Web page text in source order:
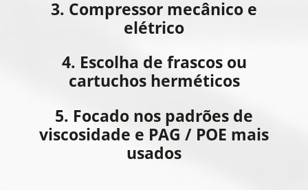
3. Compressor mecânico e
elétrico
4. Escolha de frascos ou
cartuchos herméticos
5. Focado nos padrões de
viscosidade e PAG / POE mais
usados